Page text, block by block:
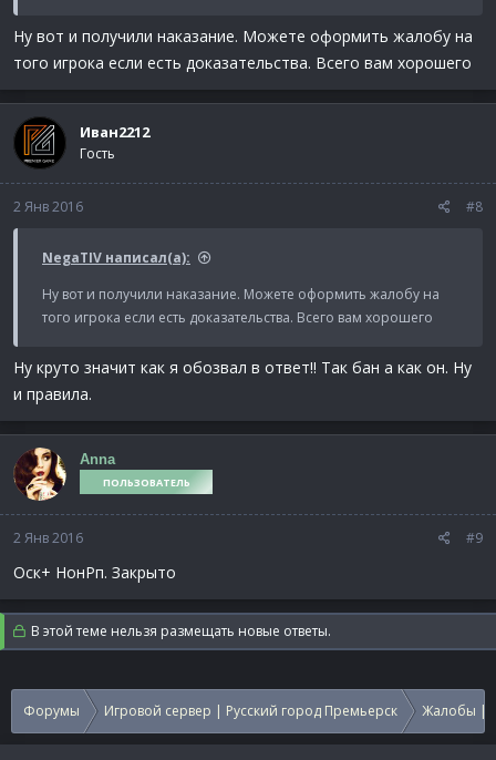
Ну вот и получили наказание. Можете оформить жалобу на
того игрока если есть доказательства. Всего вам хорошего
Иван2212
Гость
2 Янв 2016 #8
NegaTIV написал(а):
Ну вот и получили наказание. Можете оформить жалобу на
того игрока если есть доказательства. Всего вам хорошего
Ну круто значит как я обозвал в ответ!! Так бан а как он. Ну
и правила.
Anna
ПОЛЬЗОВАТЕЛЬ
2 Янв 2016 #9
Оск+ НонРп. Закрыто
В этой теме нельзя размещать новые ответы.
Форумы Игровой сервер | Русский город Премьерск Жалобы |